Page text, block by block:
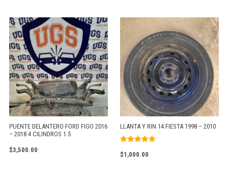
PUENTE DELANTERO FORD FIGO 2016
– 2018 4 CILINDROS 1.5
$3,500.00
LLANTA Y RIN 14 FIESTA 1998 – 2010
con
$1,000.00